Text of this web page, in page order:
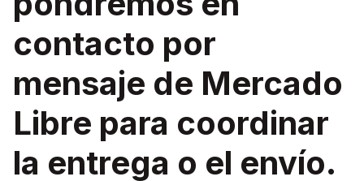
contacto por
mensaje de Mercado
Libre para coordinar
la entrega o el envío.